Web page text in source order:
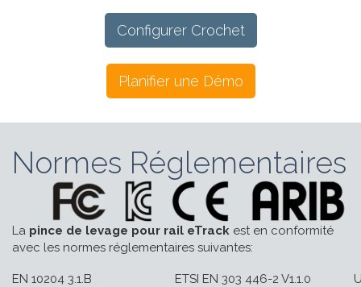
Configurer Crochet
Planifier une Démo
Normes Réglementaires
La pince de levage pour rail eTrack est en conformité
avec les normes réglementaires suivantes:
EN 10204 3.1.B ETSI EN 303 446-2 V1.1.0